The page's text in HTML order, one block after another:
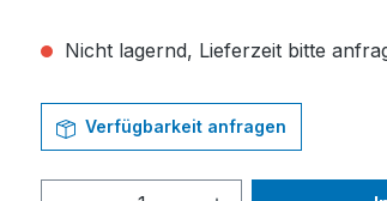
Nicht lagernd, Lieferzeit bitte
Verfügbarkeit anfragen